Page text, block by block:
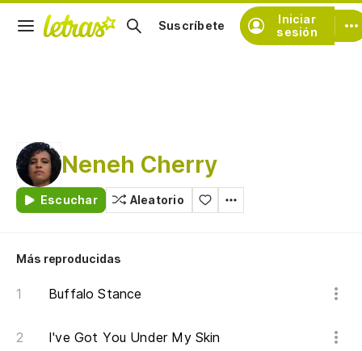
Iniciar
sesión
Suscríbete
Neneh Cherry
Escuchar Aleatorio
Más reproducidas
Buffalo Stance
I've Got You Under My Skin